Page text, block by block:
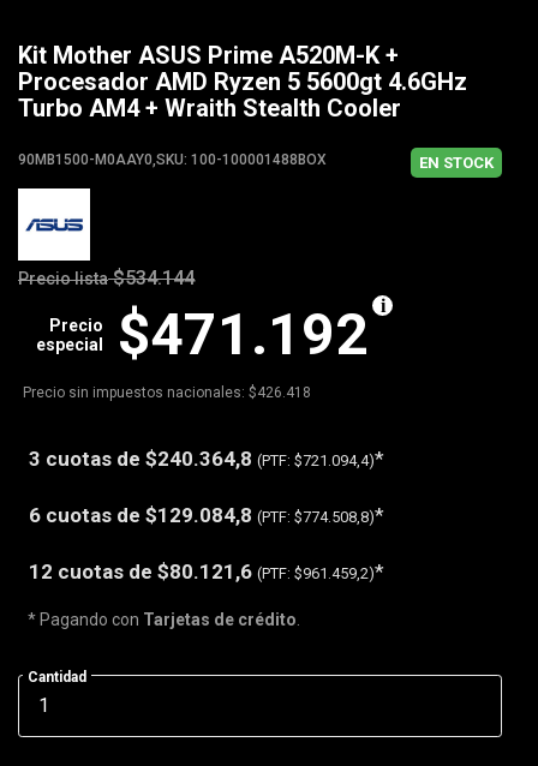
Kit Mother ASUS Prime A520M-K +
Procesador AMD Ryzen 5 5600gt 4.6GHz
Turbo AM4 + Wraith Stealth Cooler
90MB1500-M0AAY0,SKU: 100-100001488BOX EN STOCK
Precio lista $534.144
$471.192
Precio
especial
Precio sin impuestos nacionales: $426.418
3 cuotas de $240.364,8 (PTF: $721.094,4)*
6 cuotas de $129.084,8 (PTF: $774.508,8)*
12 cuotas de $80.121,6 (PTF: $961.459,2)*
* Pagando con Tarjetas de crédito
Cantidad